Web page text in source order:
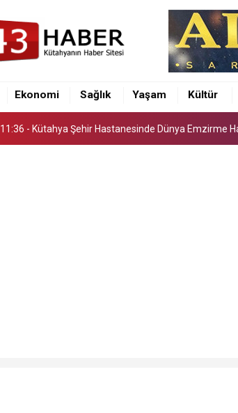
Ekonomi Sağlık Yaşam Kültür
11:36 - Kütahya Şehir Hastanesinde Dünya Emzirme
16:10 - Kütahya İl Emniyet Müdürü Osman Elbir’den 4
16:00 - Tavşanlı-Emet karayolunda feci kaza 1 ÖLÜ 5
11:36 - Kütahya Şehir Hastanesinde Dünya Emzirme